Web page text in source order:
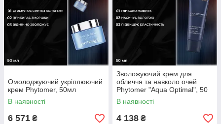
Омолоджуючий укріплюючий
крем Phytomer, 50мл
В наявності
6 571 ₴
Зволожуючий крем для
обличчя та навколо очей
Phytomer "Aqua Optimal", 50
мл
В наявності
4 138 ₴